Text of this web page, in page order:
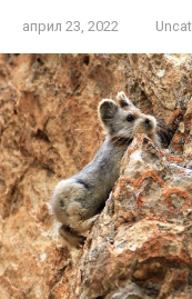
април 23, 2022